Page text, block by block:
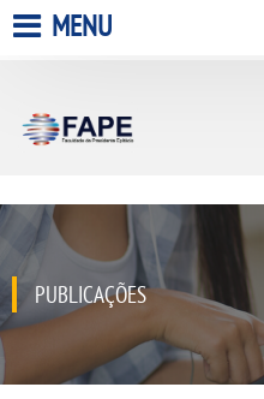
A FACULDADE
QUEM SOMOS
INFRAESTRUTURA
MENU
PUBLICAÇÕES